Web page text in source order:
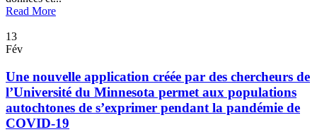
Read More
13
Fév
Une nouvelle application créée par des chercheurs de
l’Université du Minnesota permet aux populations
autochtones de s’exprimer pendant la pandémie de
COVID-19